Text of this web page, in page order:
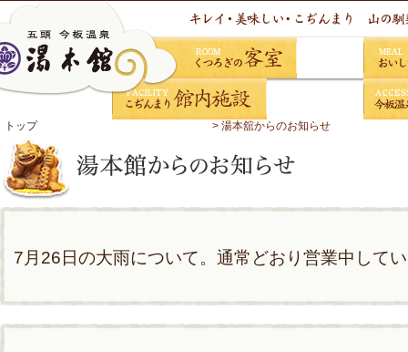
くつろぎの客室 おいし
こぢんまり館内施設
トップ > 湯本舘からのお知らせ
7月26日の大雨について。通常どおり営業中して